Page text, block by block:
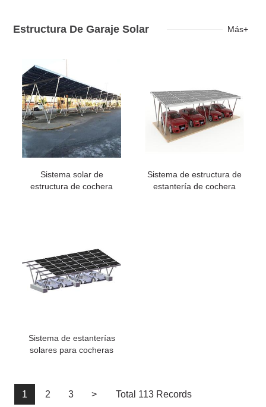
Estructura De Garaje Solar Más+
Sistema solar de
estructura de cochera
Sistema de estructura de
estantería de cochera
Sistema de estanterías
solares para cocheras
1 2 3 > Total 113 Records